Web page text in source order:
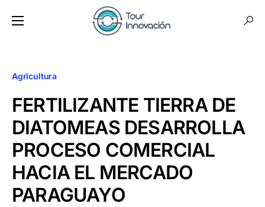
Agricultura
FERTILIZANTE TIERRA DE
DIATOMEAS DESARROLLA
PROCESO COMERCIAL
HACIA EL MERCADO
PARAGUAYO